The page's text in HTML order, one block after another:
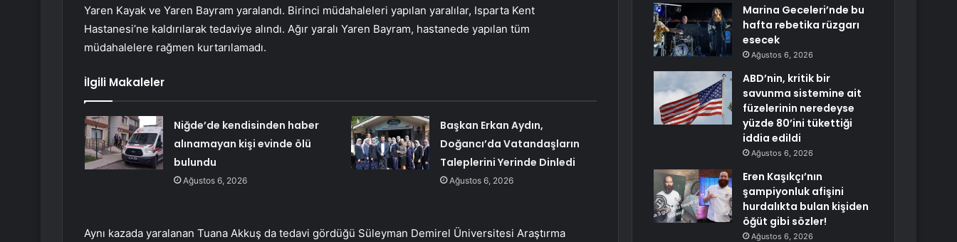
Yaren Kayak ve Yaren Bayram yaralandı. Birinci müdahaleleri yapılan yaralılar, Isparta Kent
Hastanesi’ne kaldırılarak tedaviye alındı. Ağır yaralı Yaren Bayram, hastanede yapılan tüm
müdahalelere rağmen kurtarılamadı.
İlgili Makaleler
Niğde’de kendisinden haber
alınamayan kişi evinde ölü
bulundu
Ağustos 6, 2026
Başkan Erkan Aydın,
Doğancı’da Vatandaşların
Taleplerini Yerinde Dinledi
Ağustos 6, 2026
Aynı kazada yaralanan Tuana Akkuş da tedavi gördüğü Süleyman Demirel Üniversitesi Araştırma
Marina Geceleri’nde bu
hafta rebetika rüzgarı
esecek
Ağustos 6, 2026
ABD’nin, kritik bir
savunma sistemine ait
füzelerinin neredeyse
yüzde 80’ini tükettiği
iddia edildi
Ağustos 6, 2026
Eren Kaşıkçı’nın
şampiyonluk afişini
hurdalıkta bulan kişiden
öğüt gibi sözler!
Ağustos 6, 2026